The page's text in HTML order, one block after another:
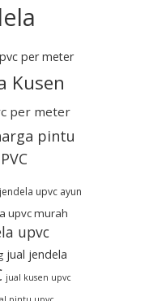
per meter
Kusen
per meter
pintu
jendela upvc ayun
upvc murah
upvc
jual jendela
jual kusen upvc